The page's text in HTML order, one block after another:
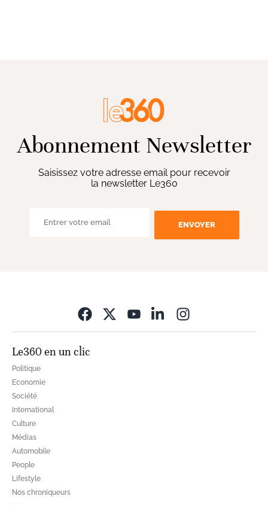
Abonnement Newsletter
Saisissez votre adresse email pour recevoir
la newsletter Le360
ENVOYER
Le360 en un clic
Politique
Economie
Société
International
Culture
Médias
Automobile
People
Lifestyle
Nos chroniqueurs